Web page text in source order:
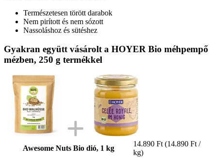
Természetesen törött darabok
Nem pirított és nem sózott
Nassoláshoz és sütéshez
Gyakran együtt vásárolt a HOYER Bio méhpempő
mézben, 250 g termékkel
Awesome Nuts Bio dió, 1 kg
14.890 Ft (14.890 Ft /
kg)